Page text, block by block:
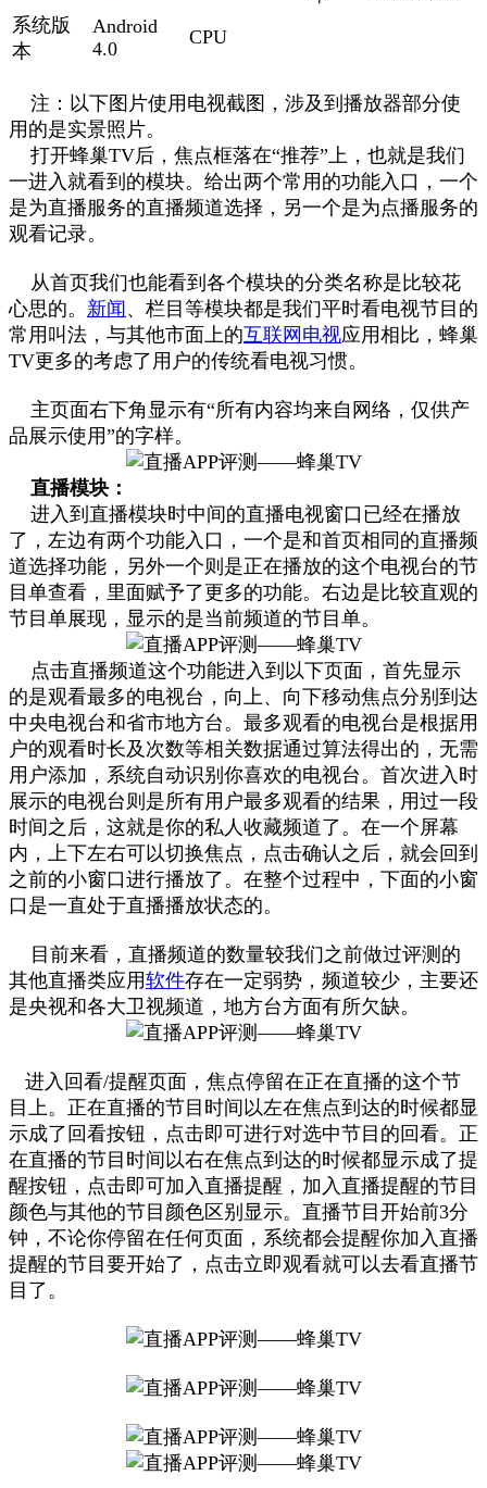
系统版
本
Android
4.0
CPU
注：以下图片使用电视截图，涉及到播放器部分使
用的是实景照片。
打开蜂巢TV后，焦点框落在“推荐”上，也就是我们
一进入就看到的模块。给出两个常用的功能入口，一个
是为直播服务的直播频道选择，另一个是为点播服务的
观看记录。
从首页我们也能看到各个模块的分类名称是比较花
心思的。 新闻、栏目等模块都是我们平时看电视节目的
常用叫法，与其他市面上的互联网电视应用相比，蜂巢
TV更多的考虑了用户的传统看电视习惯。
主页面右下角显示有“所有内容均来自网络，仅供产
品展示使用”的字样。
直播模块：
进入到直播模块时中间的直播电视窗口已经在播放
了，左边有两个功能入口，一个是和首页相同的直播频
道选择功能，另外一个则是正在播放的这个电视台的节
目单查看，里面赋予了更多的功能。右边是比较直观的
节目单展现，显示的是当前频道的节目单。
点击直播频道这个功能进入到以下页面，首先显示
的是观看最多的电视台，向上、向下移动焦点分别到达
中央电视台和省市地方台。最多观看的电视台是根据用
户的观看时长及次数等相关数据通过算法得出的，无需
用户添加，系统自动识别你喜欢的电视台。首次进入时
展示的电视台则是所有用户最多观看的结果，用过一段
时间之后，这就是你的私人收藏频道了。在一个屏幕
内，上下左右可以切换焦点，点击确认之后，就会回到
之前的小窗口进行播放了。在整个过程中，下面的小窗
口是一直处于直播播放状态的。
目前来看，直播频道的数量较我们之前做过评测的
其他直播类应用软件存在一定弱势，频道较少，主要还
是央视和各大卫视频道，地方台方面有所欠缺。
进入回看/提醒页面，焦点停留在正在直播的这个节
目上。正在直播的节目时间以左在焦点到达的时候都显
示成了回看按钮，点击即可进行对选中节目的回看。正
在直播的节目时间以右在焦点到达的时候都显示成了提
醒按钮，点击即可加入直播提醒，加入直播提醒的节目
颜色与其他的节目颜色区别显示。直播节目开始前3分
钟，不论你停留在任何页面，系统都会提醒你加入直播
提醒的节目要开始了，点击立即观看就可以去看直播节
目了。